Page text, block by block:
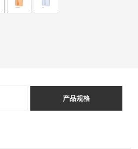
产品规格